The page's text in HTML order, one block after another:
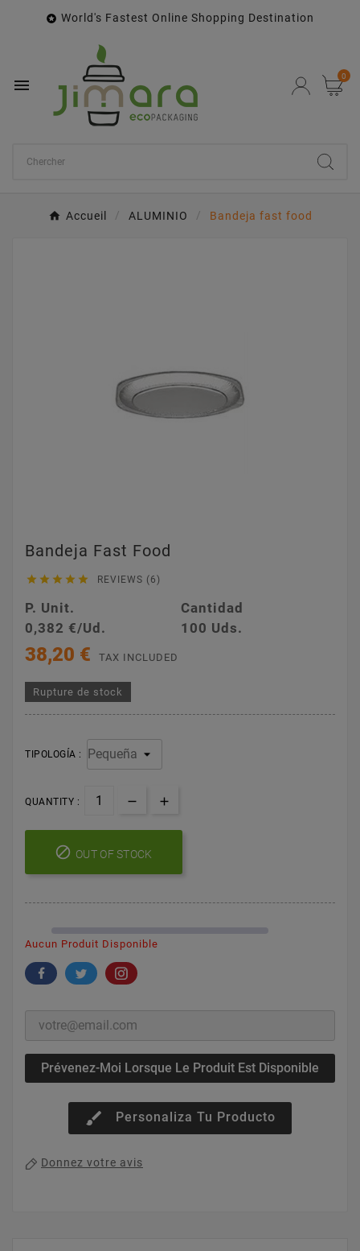
 World's Fastest Online Shopping Destination
 0
Accueil ALUMINIO Bandeja fast food
Bandeja Fast Food
     REVIEWS (6)
P. Unit.
Cantidad
0,382 €/Ud.
100 Uds.
38,20 € TAX INCLUDED
Rupture de stock
TIPOLOGÍA :
QUANTITY :
 OUT OF STOCK
Aucun Produit Disponible
Prévenez-Moi Lorsque Le Produit Est Disponible
brush Personaliza Tu Producto
Donnez votre avis